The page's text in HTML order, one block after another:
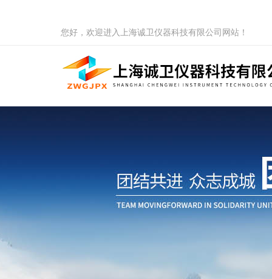
您好，欢迎进入上海诚卫仪器科技有限公司网站！